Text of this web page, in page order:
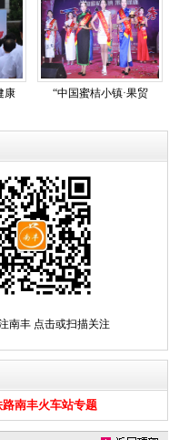
康 “中国蜜桔小镇·果贸
南丰 点击或扫描关注
路南丰火车站专题